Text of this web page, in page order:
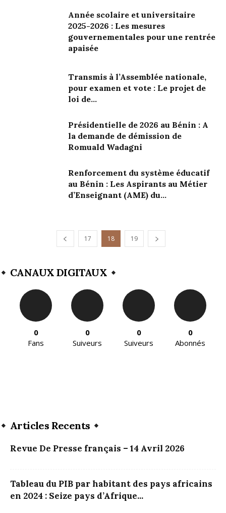
Année scolaire et universitaire
2025-2026 : Les mesures
gouvernementales pour une rentrée
apaisée
Transmis à l’Assemblée nationale,
pour examen et vote : Le projet de
loi de...
Présidentielle de 2026 au Bénin : A
la demande de démission de
Romuald Wadagni
Renforcement du système éducatif
au Bénin : Les Aspirants au Métier
d’Enseignant (AME) du...
17 18 19
CANAUX DIGITAUX
0
Fans
0
Suiveurs
0
Suiveurs
0
Abonnés
Articles Recents
Revue De Presse français – 14 Avril 2026
Tableau du PIB par habitant des pays africains
en 2024 : Seize pays d’Afrique...